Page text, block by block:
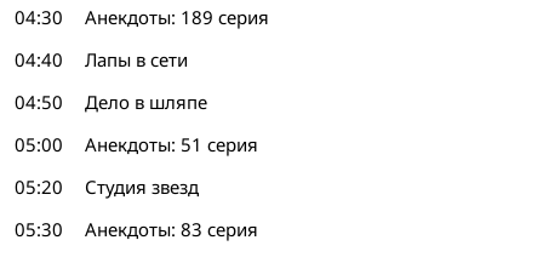
04:30
Анекдоты: 189 серия
04:40
Лапы в сети
04:50
Дело в шляпе
05:00
Анекдоты: 51 серия
05:20
Студия звезд
05:30
Анекдоты: 83 серия